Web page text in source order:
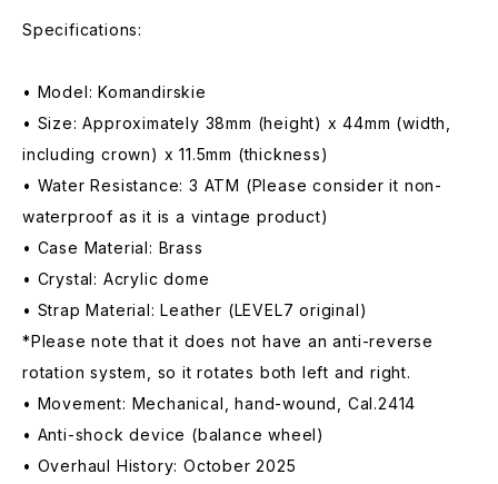
Specifications:
• Model: Komandirskie
• Size: Approximately 38mm (height) x 44mm (width,
including crown) x 11.5mm (thickness)
• Water Resistance: 3 ATM (Please consider it non-
waterproof as it is a vintage product)
• Case Material: Brass
• Crystal: Acrylic dome
• Strap Material: Leather (LEVEL7 original)
*Please note that it does not have an anti-reverse
rotation system, so it rotates both left and right.
• Movement: Mechanical, hand-wound, Cal.2414
• Anti-shock device (balance wheel)
• Overhaul History: October 2025